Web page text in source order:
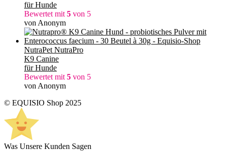
für Hunde
Bewertet mit5 von 5
von Anonym
NutraPet NutraPro
K9 Canine
für Hunde
Bewertet mit5 von 5
von Anonym
© EQUISIO Shop 2025
Was Unsere Kunden Sagen